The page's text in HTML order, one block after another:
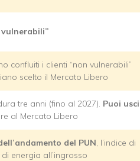
vulnerabili”
confluiti i clienti “non vulnerabili”
scelto il Mercato Libero
tre anni (fino al 2027). Puoi
al Mercato Libero
del PUN, l’indice di
energia all’ingrosso